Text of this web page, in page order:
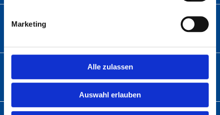
Marketing
Alle zulassen
Auswahl erlauben